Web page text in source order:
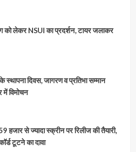
को लेकर NSUI का प्रदर्शन, टायर जलाकर
के स्थापना दिवस, जागरण व प्रतिभा सम्मान
में विमोचन
हजार से ज्यादा स्क्रीन पर रिलीज की तैयारी,
टूटने का दावा